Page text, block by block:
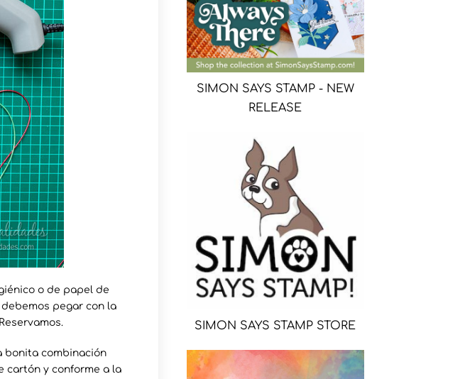
o de papel de
pegar con la
bonita combinación
cartón y conforme a la
SIMON SAYS STAMP - NEW
RELEASE
SIMON SAYS STAMP STORE